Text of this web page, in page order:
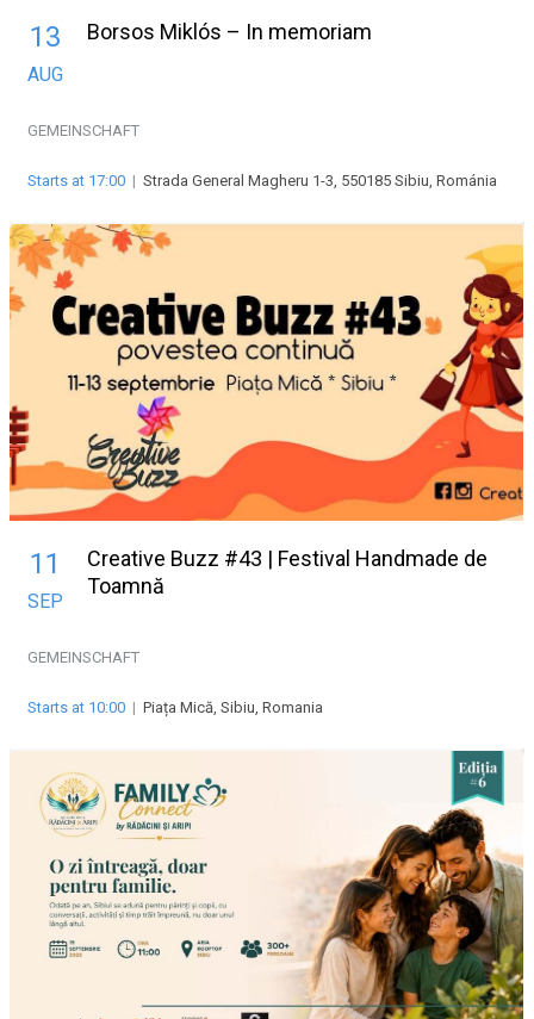
13
AUG
Borsos Miklós – In memoriam
GEMEINSCHAFT
Starts at 17:00 | Strada General Magheru 1-3, 550185 Sibiu, Románia
11
SEP
Creative Buzz #43 | Festival Handmade de
Toamnă
GEMEINSCHAFT
Starts at 10:00 | Piața Mică, Sibiu, Romania